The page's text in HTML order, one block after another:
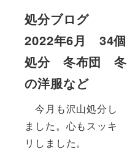
処分ブログ
2022年6月 34個
処分 冬布団 冬
の洋服など
今月も沢山処分し
ました。心もスッキ
リしました。